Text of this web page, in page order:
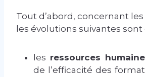
Tout d’abord, concernant les
les évolutions suivantes sont
les ressources
de l’efficacité des